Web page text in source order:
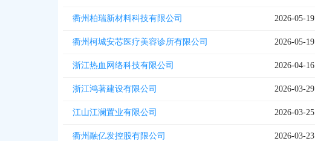
衢州柏瑞新材料科技有限公司 2026-05-19
衢州柯城安芯医疗美容诊所有限公司 2026-05-19
浙江热血网络科技有限公司 2026-04-16
浙江鸿著建设有限公司 2026-03-29
江山江澜置业有限公司 2026-03-25
衢州融亿发控股有限公司 2026-03-23